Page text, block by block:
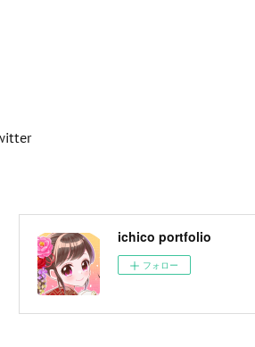
ichico portfolio
フォロー